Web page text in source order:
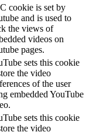
cookie is set by
and is used to
the views of
videos on
pages.
sets this cookie
the video
of the user
embedded YouTube
sets this cookie
the video